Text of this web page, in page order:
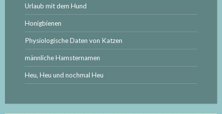
Urlaub mit dem Hund
Honigbienen
Physiologische Daten von Katzen
männliche Hamsternamen
Heu, Heu und nochmal Heu